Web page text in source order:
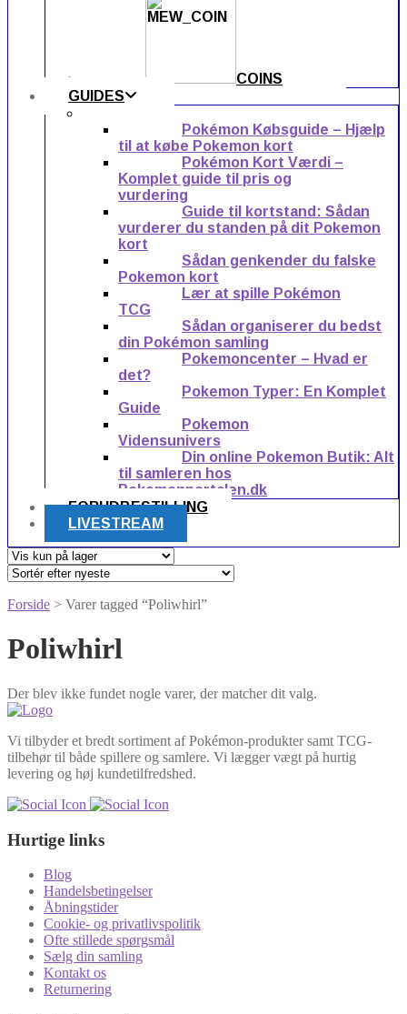
COINS
GUIDES
Pokémon Købsguide – Hjælp
til at købe Pokemon kort
Pokémon Kort Værdi –
Komplet guide til pris og
vurdering
Guide til kortstand: Sådan
vurderer du standen på dit Pokemon
kort
Sådan genkender du falske
Pokemon kort
Lær at spille Pokémon
TCG
Sådan organiserer du bedst
din Pokémon samling
Pokemoncenter – Hvad er
det?
Pokemon Typer: En Komplet
Guide
Pokemon
Vidensunivers
Din online Pokemon Butik: Alt
til samleren hos
Pokemonportalen.dk
FORUDBESTILLING
LIVESTREAM
Forside > Varer tagged “Poliwhirl”
Poliwhirl
Der blev ikke fundet nogle varer, der matcher dit valg.
Vi tilbyder et bredt sortiment af Pokémon-produkter samt TCG-
tilbehør til både spillere og samlere. Vi lægger vægt på hurtig
levering og høj kundetilfredshed.
Hurtige links
Blog
Handelsbetingelser
Åbningstider
Cookie- og privatlivspolitik
Ofte stillede spørgsmål
Sælg din samling
Kontakt os
Returnering